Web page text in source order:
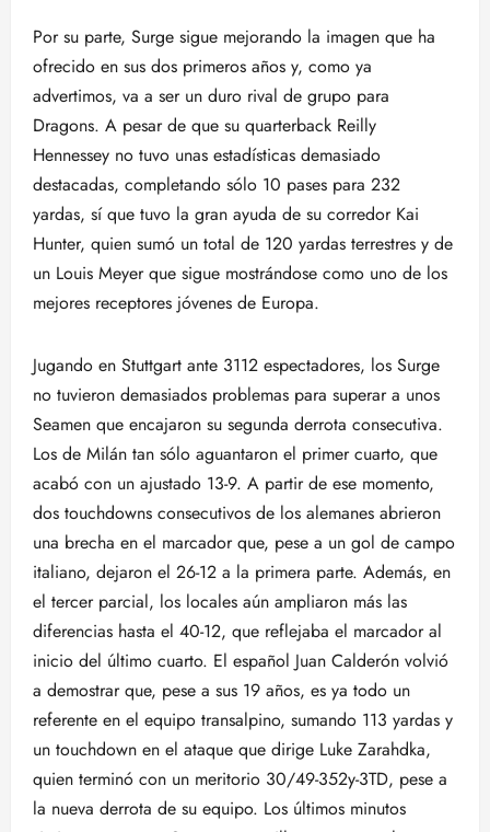
Por su parte, Surge sigue mejorando la imagen que ha
ofrecido en sus dos primeros años y, como ya
advertimos, va a ser un duro rival de grupo para
Dragons. A pesar de que su quarterback Reilly
Hennessey no tuvo unas estadísticas demasiado
destacadas, completando sólo 10 pases para 232
yardas, sí que tuvo la gran ayuda de su corredor Kai
Hunter, quien sumó un total de 120 yardas terrestres y de
un Louis Meyer que sigue mostrándose como uno de los
mejores receptores jóvenes de Europa.
Jugando en Stuttgart ante 3112 espectadores, los Surge
no tuvieron demasiados problemas para superar a unos
Seamen que encajaron su segunda derrota consecutiva.
Los de Milán tan sólo aguantaron el primer cuarto, que
acabó con un ajustado 13-9. A partir de ese momento,
dos touchdowns consecutivos de los alemanes abrieron
una brecha en el marcador que, pese a un gol de campo
italiano, dejaron el 26-12 a la primera parte. Además, en
el tercer parcial, los locales aún ampliaron más las
diferencias hasta el 40-12, que reflejaba el marcador al
inicio del último cuarto. El español Juan Calderón volvió
a demostrar que, pese a sus 19 años, es ya todo un
referente en el equipo transalpino, sumando 113 yardas y
un touchdown en el ataque que dirige Luke Zarahdka,
quien terminó con un meritorio 30/49-352y-3TD, pese a
la nueva derrota de su equipo. Los últimos minutos